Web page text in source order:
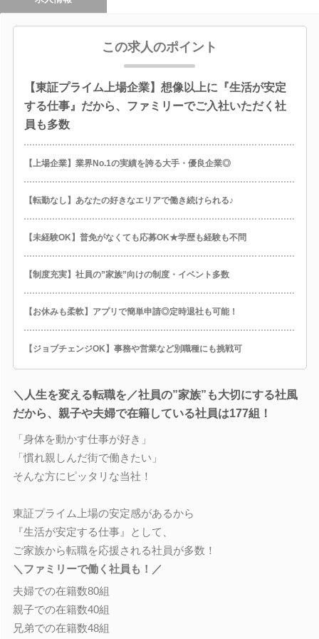
この求人のポイント
【東証プライム上場企業】想像以上に『生活が安定
する仕事』だから、ファミリーでご入社いただく社
員も多数
【上場企業】業界No.1の実績を誇る大手・優良企業◎
【転勤なし】あなたの好きなエリアで働き続けられる♪
【未経験OK】普免がなくても応募OK★学歴も経験も不問
【制度充実】社員の”家族”向けの制度・イベント多数
【お休みも柔軟】アプリで簡単申請◎定時退社も可能！
【ジョブチェンジOK】事務や営業など別職種にも挑戦可
＼人生を変える転職を／社員の”家族”も大切にする社風
だから、親子や夫婦で在籍している社員は177組！
「身体を動かす仕事が好き」
「慣れ親しんだ街で働きたい」
そんな方にピッタリな当社！
東証プライム上場の安定感があるから
『生活が安定する仕事』として、
ご家族から転職を応援される社員が多数！
＼ファミリーで働く社員も！／
夫婦での在籍数80組
親子での在籍数40組
兄弟での在籍数48組